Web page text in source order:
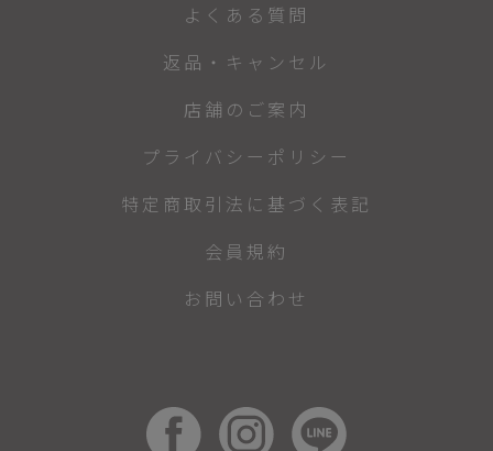
よくある質問
返品・キャンセル
店舗のご案内
プライバシーポリシー
特定商取引法に基づく表記
会員規約
お問い合わせ